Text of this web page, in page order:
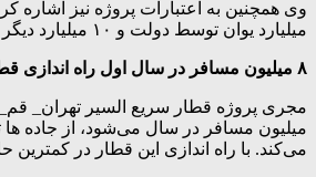
میلیارد یوان توسط دولت و ۱۰ میلیارد دیگر نیز توسط سرمایه گذاری بخش خصوصی استان‌های قم و اصفهان تامین شود تا این پروژه به بهره برداری برسد.
۸ میلیون مسافر در سال اول راه اندازی قطار جابه جا می شوند
میلیون مسافر در سال می‌شود، از جاده
می‌کند. با راه اندازی این قطار در کمترین حالت ممکن حدود ۳۰ درصد جذب مسافر بیشتر خواهد شد و حدود هشت میلیون مسافر در